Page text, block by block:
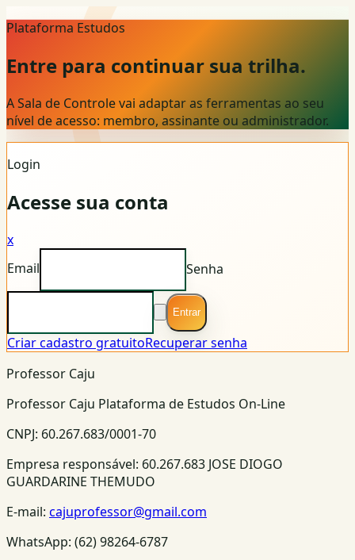
Plataforma Estudos
Entre para continuar sua trilha.
A Sala de Controle vai adaptar as ferramentas ao seu
nível de acesso: membro, assinante ou administrador.
Login
Acesse sua conta
x
Email
Senha
Entrar
Criar cadastro gratuitoRecuperar senha
Professor Caju
Professor Caju Plataforma de Estudos On-Line
CNPJ: 60.267.683/0001-70
Empresa responsável: 60.267.683 JOSE DIOGO
GUARDARINE THEMUDO
E-mail: cajuprofessor@gmail.com
WhatsApp: (62) 98264-6787